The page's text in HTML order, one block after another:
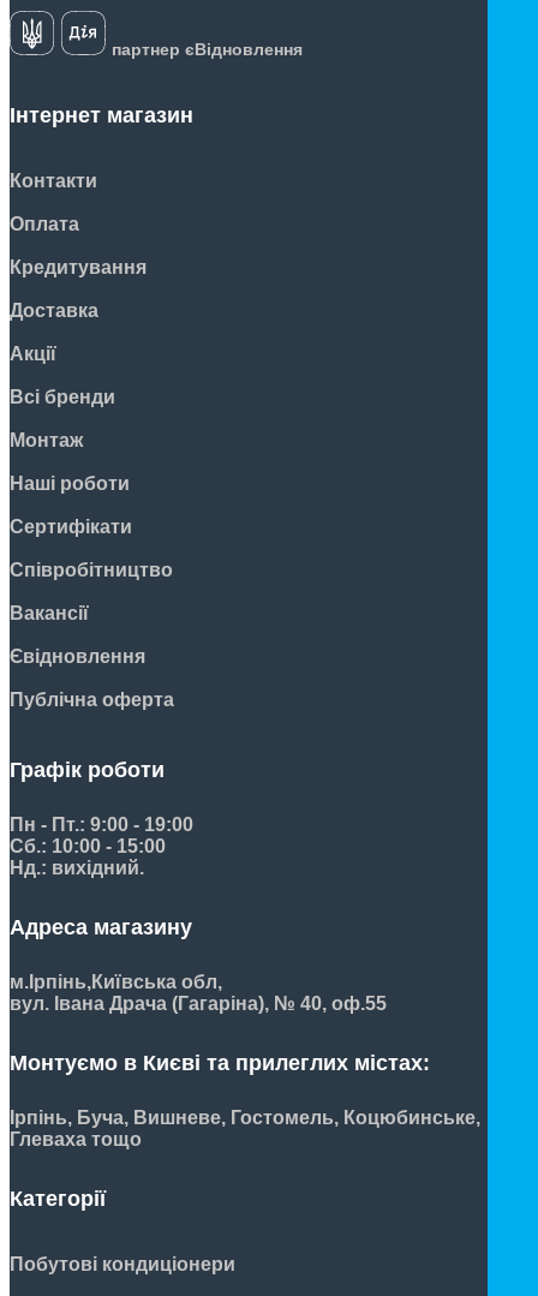
партнер єВідновлення
Інтернет магазин
Контакти
Оплата
Кредитування
Доставка
Акції
Всі бренди
Монтаж
Наші роботи
Сертифікати
Співробітництво
Вакансії
Євідновлення
Публічна оферта
Графік роботи
Пн - Пт.: 9:00 - 19:00
Сб.: 10:00 - 15:00
Нд.: вихідний.
Адреса магазину
м.Ірпінь,Київська обл,
вул. Івана Драча (Гагаріна), № 40, оф.55
Монтуємо в Києві та прилеглих містах:
Ірпінь, Буча, Вишневе, Гостомель, Коцюбинське,
Глеваха тощо
Категорії
Побутові кондиціонери